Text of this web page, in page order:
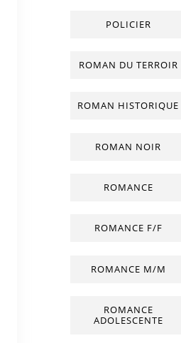
POLICIER
ROMAN DU TERROIR
ROMAN HISTORIQUE
ROMAN NOIR
ROMANCE
ROMANCE F/F
ROMANCE M/M
ROMANCE
ADOLESCENTE